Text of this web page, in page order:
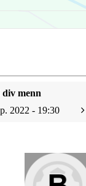
div menn
2022 - 19:30